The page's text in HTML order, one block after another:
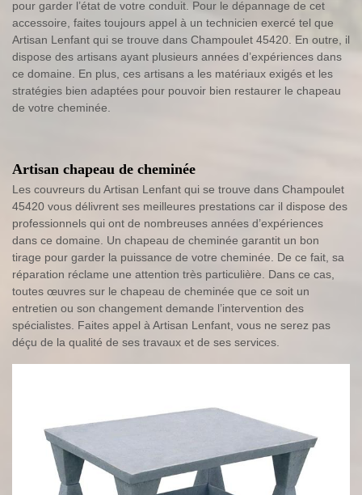
pour garder l’état de votre conduit. Pour le dépannage de cet
accessoire, faites toujours appel à un technicien exercé tel que
Artisan Lenfant qui se trouve dans Champoulet 45420. En outre, il
dispose des artisans ayant plusieurs années d’expériences dans
ce domaine. En plus, ces artisans a les matériaux exigés et les
stratégies bien adaptées pour pouvoir bien restaurer le chapeau
de votre cheminée.
Artisan chapeau de cheminée
Les couvreurs du Artisan Lenfant qui se trouve dans Champoulet
45420 vous délivrent ses meilleures prestations car il dispose des
professionnels qui ont de nombreuses années d’expériences
dans ce domaine. Un chapeau de cheminée garantit un bon
tirage pour garder la puissance de votre cheminée. De ce fait, sa
réparation réclame une attention très particulière. Dans ce cas,
toutes œuvres sur le chapeau de cheminée que ce soit un
entretien ou son changement demande l’intervention des
spécialistes. Faites appel à Artisan Lenfant, vous ne serez pas
déçu de la qualité de ses travaux et de ses services.